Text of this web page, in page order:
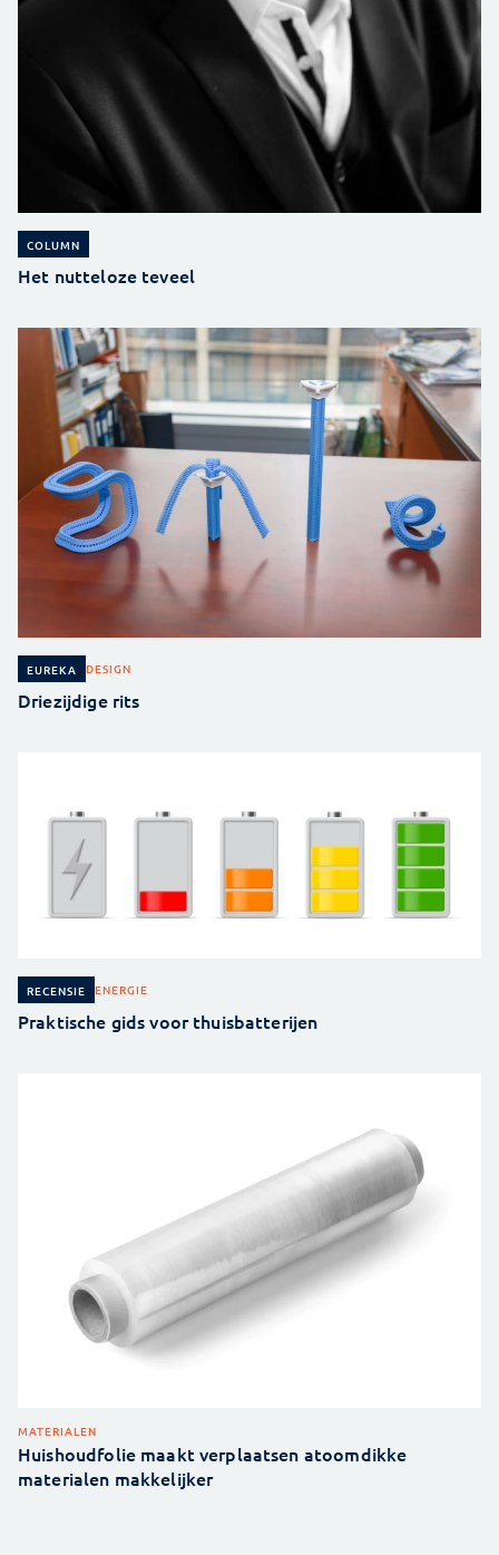
COLUMN
Het nutteloze teveel
EUREKA DESIGN
Driezijdige rits
RECENSIE ENERGIE
Praktische gids voor thuisbatterijen
MATERIALEN
Huishoudfolie maakt verplaatsen atoomdikke
materialen makkelijker